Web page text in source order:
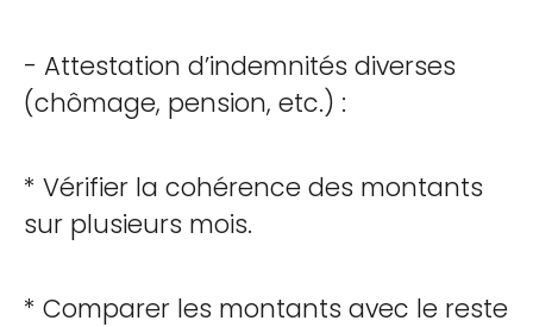
- Attestation d’indemnités diverses
(chômage, pension, etc.) :
* Vérifier la cohérence des montants
sur plusieurs mois.
* Comparer les montants avec le reste